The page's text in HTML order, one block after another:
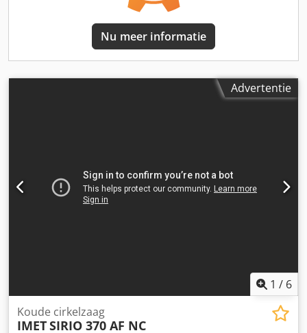
Nu meer informatie
Advertentie
1 / 6
Koude cirkelzaag
IMETSIRIO 370 AF NC